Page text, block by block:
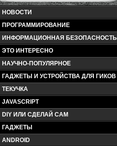
НОВОСТИ
ПРОГРАММИРОВАНИЕ
ИНФОРМАЦИОННАЯ БЕЗОПАСНОСТЬ
ЭТО ИНТЕРЕСНО
НАУЧНО-ПОПУЛЯРНОЕ
ГАДЖЕТЫ И УСТРОЙСТВА ДЛЯ ГИКОВ
ТЕКУЧКА
JAVASCRIPT
DIY ИЛИ СДЕЛАЙ САМ
ГАДЖЕТЫ
ANDROID